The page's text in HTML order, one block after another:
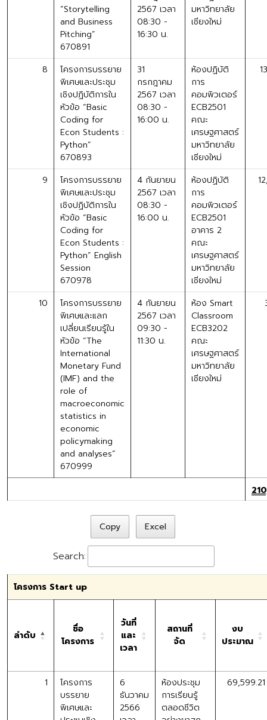
“Storytelling
and Business
Pitching”
670891
2567 เวลา
08:30 -
16:30 น.
มหาวิทยาลัย
เชียงใหม่
8
โครงการบรรยาย
พิเศษและประชุม
เชิงปฏิบัติการใน
หัวข้อ “Basic
Coding for
Econ Students :
Python”
670893
31
กรกฎาคม
2567 เวลา
08:30 -
16:00 น.
ห้องปฏิบัติ
การ
คอมพิวเตอร์
ECB2501
คณะ
เศรษฐศาสตร์
มหาวิทยาลัย
เชียงใหม่
9
โครงการบรรยาย
พิเศษและประชุม
เชิงปฏิบัติการใน
หัวข้อ “Basic
Coding for
Econ Students :
Python” English
Session
670978
4 กันยายน
2567 เวลา
08:30 -
16:00 น.
ห้องปฏิบัติ
การ
คอมพิวเตอร์
ECB2501
อาคาร 2
คณะ
เศรษฐศาสตร์
มหาวิทยาลัย
เชียงใหม่
10
โครงการบรรยาย
พิเศษและแลก
เปลี่ยนเรียนรู้ใน
หัวข้อ “The
International
Monetary Fund
(IMF) and the
role of
macroeconomic
statistics in
economic
policymaking
and analyses”
670999
4 กันยายน
2567 เวลา
09:30 -
11:30 น.
ห้อง Smart
Classroom
ECB3202
คณะ
เศรษฐศาสตร์
มหาวิทยาลัย
เชียงใหม่
Copy Excel
Search:
โครงการ Start up
ลำดับ
ชื่อ
โครงการ
วันที่
และ
เวลา
สถานที่
จัด
งบ
ประมาณ
1
โครงการ
บรรยาย
พิเศษและ
6
ธันวาคม
2566
ห้องประชุม
การเรียนรู้
ตลอดชีวิต
69,599.21